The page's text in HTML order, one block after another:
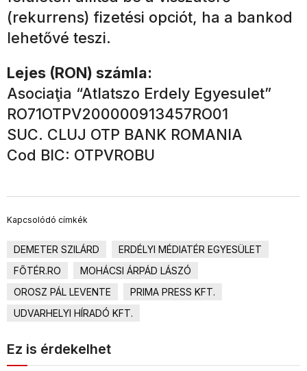
(rekurrens) fizetési opciót, ha a bankod
lehetővé teszi.
Lejes (RON) számla:
Asociaţia “Atlatszo Erdely Egyesulet”
RO71OTPV200000913457RO01
SUC. CLUJ OTP BANK ROMANIA
Cod BIC: OTPVROBU
Kapcsolódó címkék
DEMETER SZILÁRD
ERDÉLYI MÉDIATÉR EGYESÜLET
FŐTÉR.RO
MOHÁCSI ÁRPÁD LÁSZÓ
OROSZ PÁL LEVENTE
PRIMA PRESS KFT.
UDVARHELYI HÍRADÓ KFT.
Ez is érdekelhet